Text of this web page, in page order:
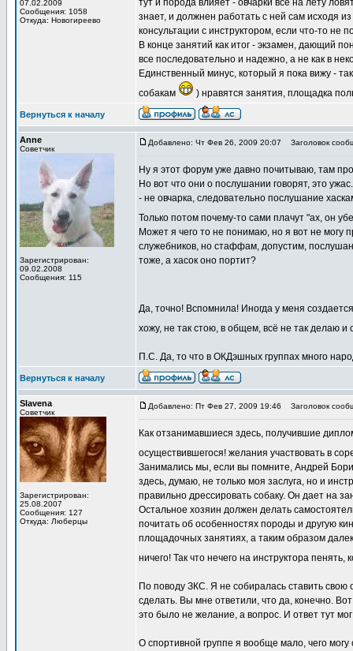
07.02.2009
Сообщения: 1058
Откуда: Новогиреево
тут и порода влияет - овчарки все на лету
знает, и должнен работать с ней сам исходя
консультации с инструктором, если что-то не
В конце занятий как итог - экзамен, дающий
все последовательно и надежно, а не как в
Единственный минус, который я пока вижу -
собакам
) нравятся занятия, площадка
Вернуться к началу
Anne
Советчик
Зарегистрирован:
09.02.2008
Сообщения: 115
Добавлено: Чт Фев 26, 2009 20:07 Заголовок
Ну я этот форум уже давно почитываю, там
Но вот что они о послушании говорят, это
- не овчарка, следовательно послушание
Только потом почему-то сами плачут "ах, он
Может я чего то не понимаю, но я вот не могу
служебников, но стаффам, допустим,
тоже, а хасок оно портит?
Да, точно! Вспомнила! Иногда у меня
хожу, не так стою, в общем, всё не так делаю и
П.С. Да, то что в ОКДэшных группах много
Вернуться к началу
Slavena
Советчик
Зарегистрирован:
25.08.2007
Сообщения: 127
Откуда: Люберцы
Добавлено: Пт Фев 27, 2009 19:46 Заголовок
Как отзанимавшиеся здесь, получившие
осуществившегося! желания участвовать в
Занимались мы, если вы помните, Андрей
здесь, думаю, не только моя заслуга, но и
правильно дрессировать собаку. Он дает на
Остальное хозяин должен делать
почитать об особенностях породы и другую
площадочных занятиях, а таким образом
ничего! Так что нечего на инструктора пенять,
По поводу ЗКС. Я не собиралась ставить свою
сделать. Вы мне ответили, что да, конечно.
это было не желание, а вопрос. И ответ тут
О спортивной группе я вообще мало, чего